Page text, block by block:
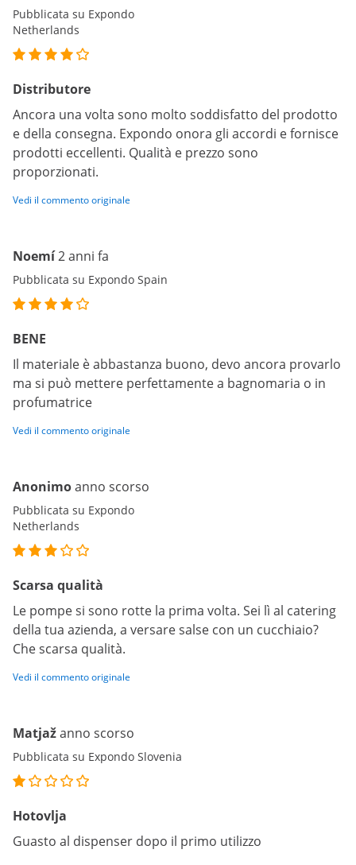
Pubblicata su Expondo
Netherlands
Distributore
Ancora una volta sono molto soddisfatto del prodotto
e della consegna. Expondo onora gli accordi e fornisce
prodotti eccellenti. Qualità e prezzo sono
proporzionati.
Vedi il commento originale
Noemí2 anni fa
Pubblicata su Expondo Spain
BENE
Il materiale è abbastanza buono, devo ancora provarlo
ma si può mettere perfettamente a bagnomaria o in
profumatrice
Vedi il commento originale
Anonimoanno scorso
Pubblicata su Expondo
Netherlands
Scarsa qualità
Le pompe si sono rotte la prima volta. Sei lì al catering
della tua azienda, a versare salse con un cucchiaio?
Che scarsa qualità.
Vedi il commento originale
Matjažanno scorso
Pubblicata su Expondo Slovenia
Hotovlja
Guasto al dispenser dopo il primo utilizzo